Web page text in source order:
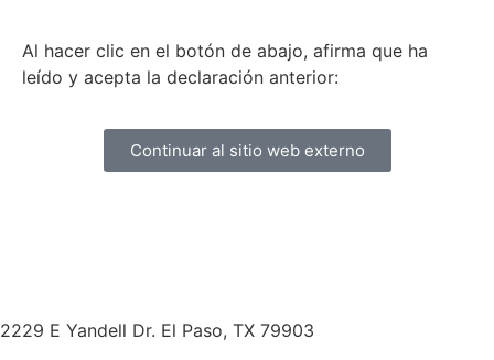
Al hacer clic en el botón de abajo, afirma que ha
leído y acepta la declaración anterior:
Continuar al sitio web externo
2229 E Yandell Dr. El Paso, TX 79903